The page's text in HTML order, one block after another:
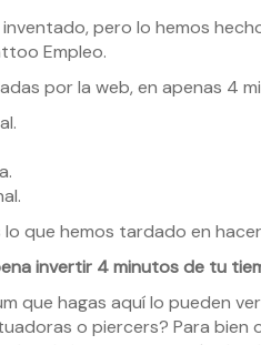
pero lo hemos
Empleo.
por la web, en apenas 4
lo que hemos tardado en
invertir 4 minutos de tu
que hagas aquí lo pueden
o piercers? Para bien